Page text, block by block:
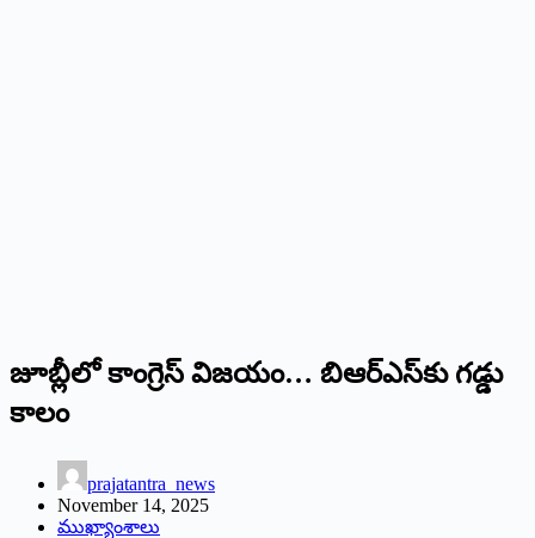
జూబ్లీలో కాంగ్రెస్ విజయం… బిఆర్ఎస్‌కు గడ్డు
కాలం
prajatantra_news
November 14, 2025
ముఖ్యాంశాలు